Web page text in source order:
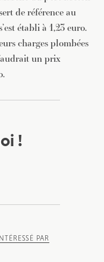
de référence au
établi à 1,23 euro.
charges plombées
un prix
!
PAR